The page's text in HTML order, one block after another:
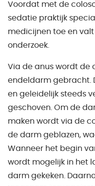
Voordat met de
sedatie praktijk
medicijnen toe en
onderzoek.
Via de anus wordt de
endeldarm gebracht.
en geleidelijk steeds
geschoven. Om de
maken wordt via de
de darm geblazen,
Wanneer het begin
wordt mogelijk in het
darm gekeken.